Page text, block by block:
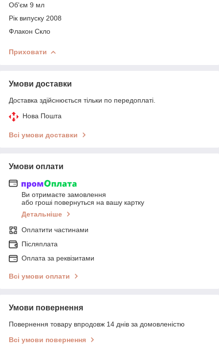
Об'єм 9 мл
Рік випуску 2008
Флакон Скло
Приховати
Умови доставки
Доставка здійснюється тільки по передоплаті.
Нова Пошта
Всі умови доставки
Умови оплати
Ви отримаєте замовлення
або гроші повернуться на вашу картку
Детальніше
Оплатити частинами
Післяплата
Оплата за реквізитами
Всі умови оплати
Умови повернення
Повернення товару впродовж 14 днів за домовленістю
Всі умови повернення